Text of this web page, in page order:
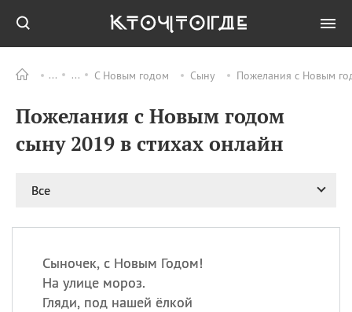
С Новым годом Сыну Пожелания с Новым
Пожелания с Новым годом
сыну 2019 в стихах онлайн
Все
Сыночек, с Новым Годом!
На улице мороз.
Гляди, под нашей ёлкой
ПРАЗДНИКИ Все
06.08 Преображение
Господне у западных
христиан
Романа и Давида
07.08
День ассирийских
мучеников
07.08